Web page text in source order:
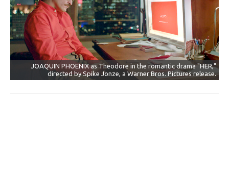
JOAQUIN PHOENIX as Theodore in the romantic drama "HER,"
directed by Spike Jonze, a Warner Bros. Pictures release.